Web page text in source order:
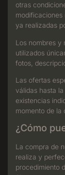
otras
modificaciones
ya realizadas
Los nombres y
utilizados
fotos,
Las ofertas
válidas hasta
existencias
momento de la
¿Cómo
La compra de
realiza y
procedimiento